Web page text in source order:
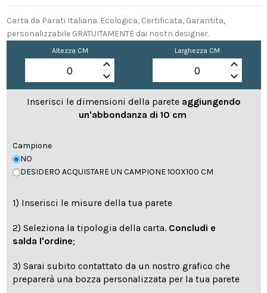
Carta da Parati Italiana. Ecologica, Certificata, Garantita,
personalizzabile GRATUITAMENTE dai nostri designer.
Altezza CM
keyboard_arrow_up
keyboard_arrow_down
Larghezza CM
keyboard_arrow_up
keyboard_arrow_down
Inserisci le dimensioni della parete aggiungendo
un'abbondanza di 10 cm
Campione
NO
DESIDERO ACQUISTARE UN CAMPIONE 100X100 CM
1) Inserisci le misure della tua parete
2) Seleziona la tipologia della carta. Concludi e
salda l'ordine;
3) Sarai subito contattato da un nostro grafico che
preparerà una bozza personalizzata per la tua parete